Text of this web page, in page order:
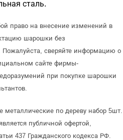
сталь.
право на внесение изменений в
шарошки без
Пожалуйста, сверяйте информацию о
сайте фирмы-
при покупке шарошки
по дереву набор 5шт.
публичной офертой,
437 Гражданского кодекса РФ.